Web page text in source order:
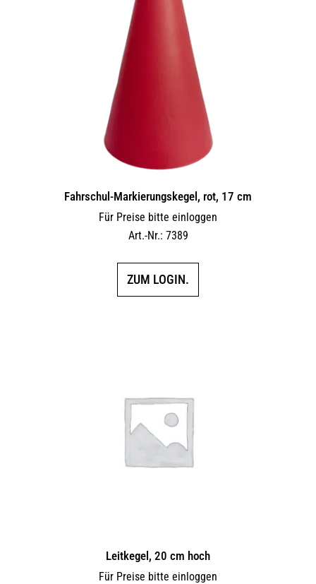
Fahrschul-Markierungskegel, rot, 17 cm
Für Preise bitte einloggen
Art.-Nr.: 7389
ZUM LOGIN.
Leitkegel, 20 cm hoch
Für Preise bitte einloggen